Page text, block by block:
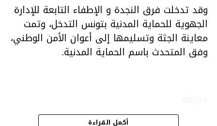
وقد تدخلت فرق النجدة و الإطفاء التابعة للإدارة
الجهوية للحماية المدنية بتونس التدخل، وتمت
معاينة الجثة وتسليمها إلى أعوان الأمن الوطني،
وفق المتحدث باسم الحماية المدنية.
أكمل القراءة